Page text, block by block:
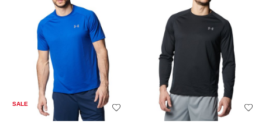
SALE